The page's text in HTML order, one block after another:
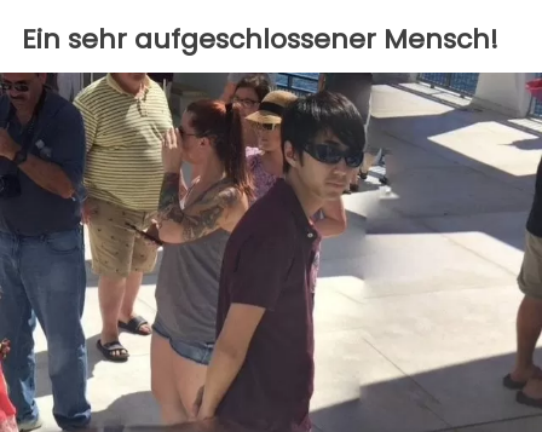
Ein sehr aufgeschlossener Mensch!